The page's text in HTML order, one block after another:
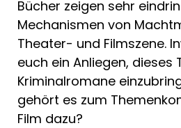
Bücher zeigen sehr
Mechanismen von
Theater- und Filmszene.
euch ein Anliegen, dieses
Kriminalromane
gehört es zum
Film dazu?